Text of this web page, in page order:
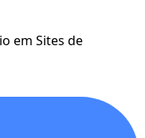
em Sites de